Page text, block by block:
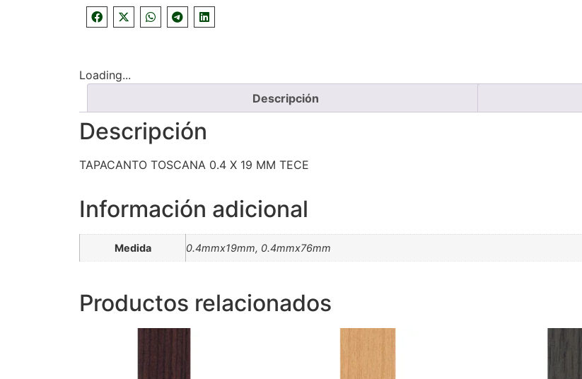
Loading...
Descripción
Descripción
TAPACANTO TOSCANA 0.4 X 19 MM TECE
Información adicional
Medida 0.4mmx19mm, 0.4mmx76mm
Productos relacionados